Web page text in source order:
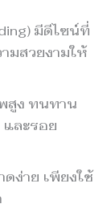
มีดีไซน์ที่
มสวยงามให้
สูง ทนทาน
ละรอย
ดง่าย เพียงใช้